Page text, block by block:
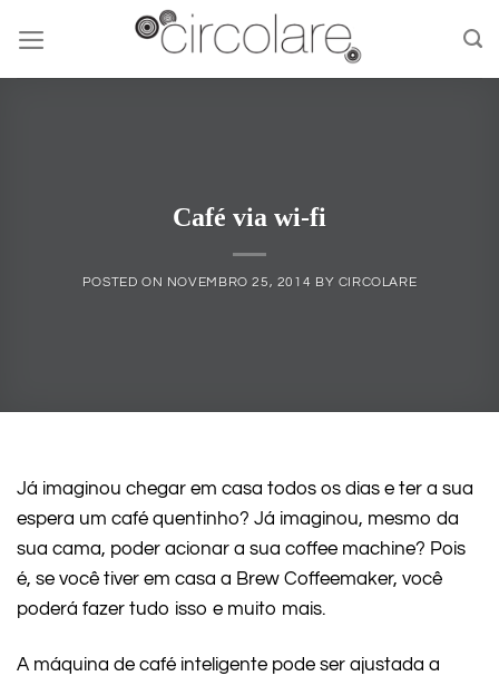
content
Café via wi-fi
POSTED ON NOVEMBRO 25, 2014 BY CIRCOLARE
Já imaginou chegar em casa todos os dias e ter a sua
espera um café quentinho? Já imaginou, mesmo da
sua cama, poder acionar a sua coffee machine? Pois
é, se você tiver em casa a Brew Coffeemaker, você
poderá fazer tudo isso e muito mais.
A máquina de café inteligente pode ser ajustada a